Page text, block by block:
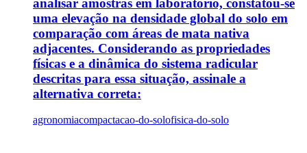
uma elevação na densidade global do solo em
comparação com áreas de mata nativa
adjacentes. Considerando as propriedades
físicas e a dinâmica do sistema radicular
descritas para essa situação, assinale a
alternativa correta:
agronomiacompactacao-do-solofisica-do-solo